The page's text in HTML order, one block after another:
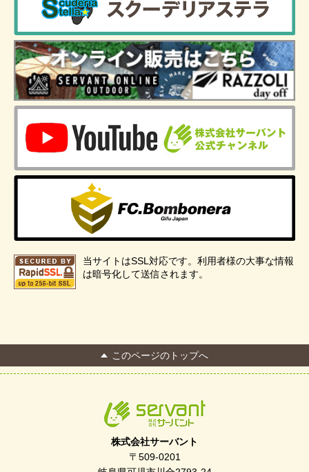
当サイトはSSL対応です。利用者様の大事な情報
は暗号化して送信されます。
このページのトップへ
株式会社サーバント
〒509-0201